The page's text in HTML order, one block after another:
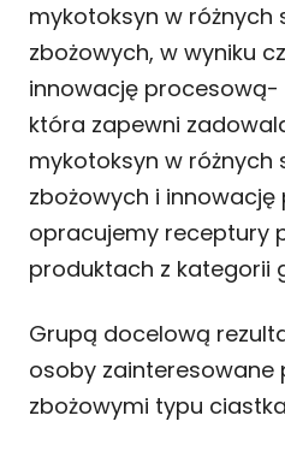
mykotoksyn w różnych
zbożowych, w wyniku
innowację procesową-
która zapewni
mykotoksyn w różnych
zbożowych i
opracujemy receptury
produktach z kategorii
Grupą docelową
osoby zainteresowane
zbożowymi typu